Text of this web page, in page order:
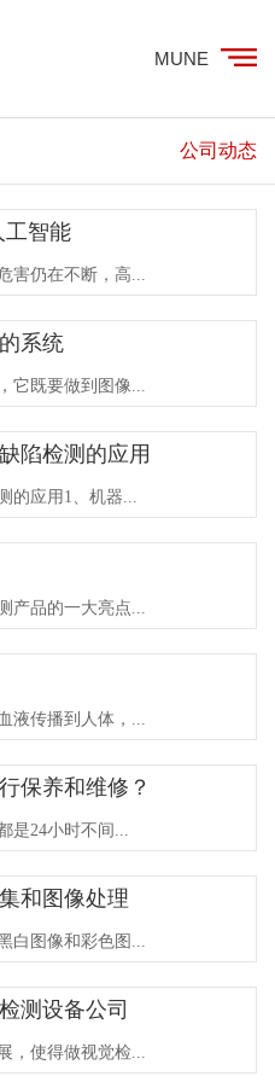
MUNE
公司动态
工智能
害仍在不断，高...
系统
它既要做到图像...
陷检测的应用
的应用1、机器...
产品的一大亮点...
液传播到人体，...
保养和维修？
是24小时不间...
和图像处理
白图像和彩色图...
测设备公司
，使得做视觉检...